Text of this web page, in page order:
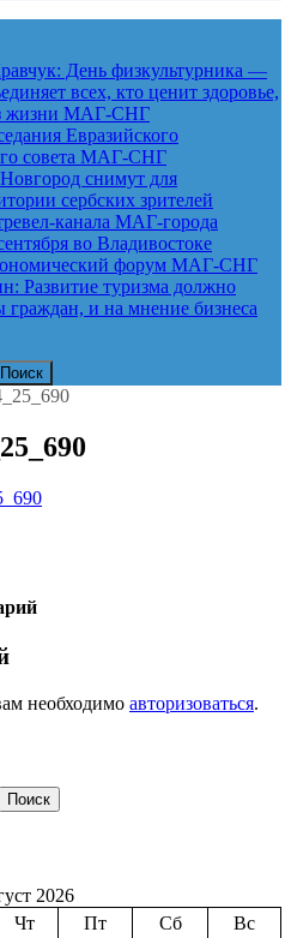
День физкультурника —
всех, кто ценит здоровье,
жизни МАГ-СНГ
Евразийского
совета МАГ-СНГ
снимут для
сербских зрителей
канала МАГ-города
во Владивостоке
форум МАГ-СНГ
Развитие туризма должно
граждан, и на мнение бизнеса
необходимо авторизоваться.
Поиск
2026
Чт Пт Сб
Вс